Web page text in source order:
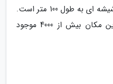
آب شناخته می گردد تونلی شیشه ای به طول 100 متر است.
گردشگران قادر هستند در این مکان بیش از 4000 موجود